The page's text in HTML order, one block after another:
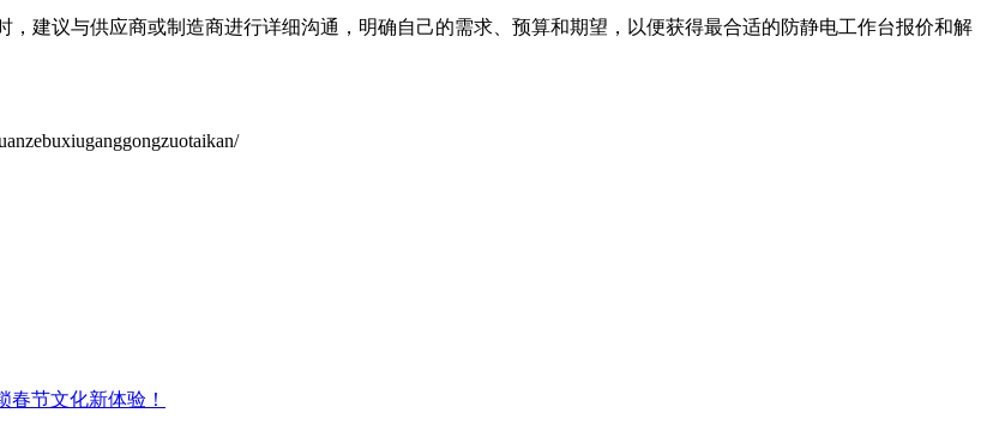
，建议与供应商或制造商进行详细沟通，明确自己的需求、预算和期望，以便获得最合适的防静电工作台报价和解
节文化新体验！